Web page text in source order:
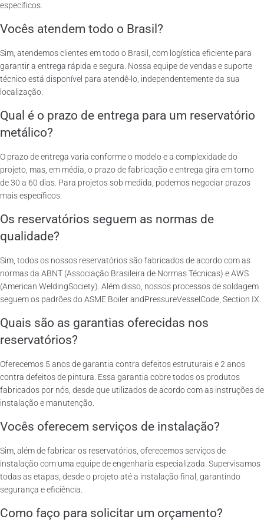
específicos.
Vocês atendem todo o Brasil?
Sim, atendemos clientes em todo o Brasil, com logística eficiente para
garantir a entrega rápida e segura. Nossa equipe de vendas e suporte
técnico está disponível para atendê-lo, independentemente da sua
localização.
Qual é o prazo de entrega para um reservatório
metálico?
O prazo de entrega varia conforme o modelo e a complexidade do
projeto, mas, em média, o prazo de fabricação e entrega gira em torno
de 30 a 60 dias. Para projetos sob medida, podemos negociar prazos
mais específicos.
Os reservatórios seguem as normas de
qualidade?
Sim, todos os nossos reservatórios são fabricados de acordo com as
normas da ABNT (Associação Brasileira de Normas Técnicas) e AWS
(American WeldingSociety). Além disso, nossos processos de soldagem
seguem os padrões do ASME Boiler andPressureVesselCode, Section IX.
Quais são as garantias oferecidas nos
reservatórios?
Oferecemos 5 anos de garantia contra defeitos estruturais e 2 anos
contra defeitos de pintura. Essa garantia cobre todos os produtos
fabricados por nós, desde que utilizados de acordo com as instruções de
instalação e manutenção.
Vocês oferecem serviços de instalação?
Sim, além de fabricar os reservatórios, oferecemos serviços de
instalação com uma equipe de engenharia especializada. Supervisamos
todas as etapas, desde o projeto até a instalação final, garantindo
segurança e eficiência.
Como faço para solicitar um orçamento?